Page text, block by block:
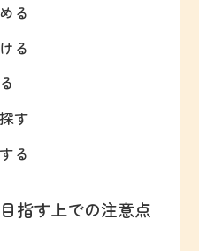
る
る
す
る
指す上での注意点